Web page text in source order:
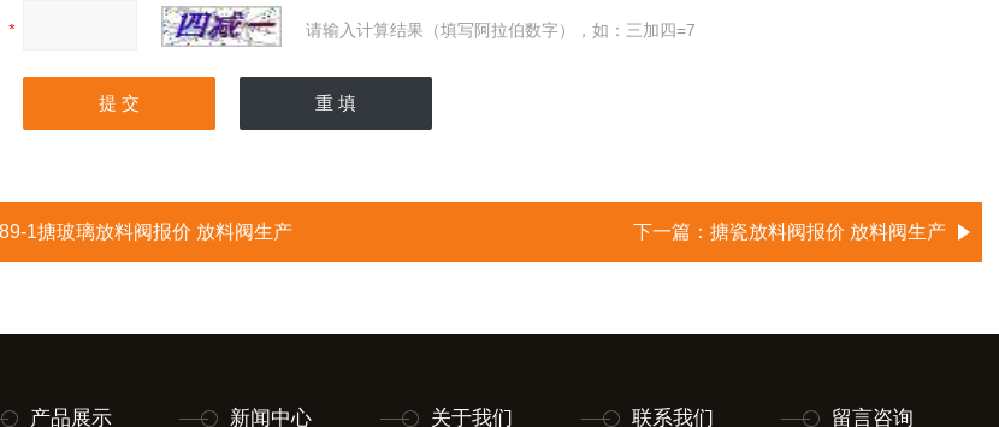
请输入计算结果（填写阿拉伯数字），如：三加四=7
1搪玻璃放料阀报价 放料阀生产 下一篇： 搪瓷放料阀报价 放料阀生产
产品展示 新闻中心 关于我们 联系我们 留言咨询